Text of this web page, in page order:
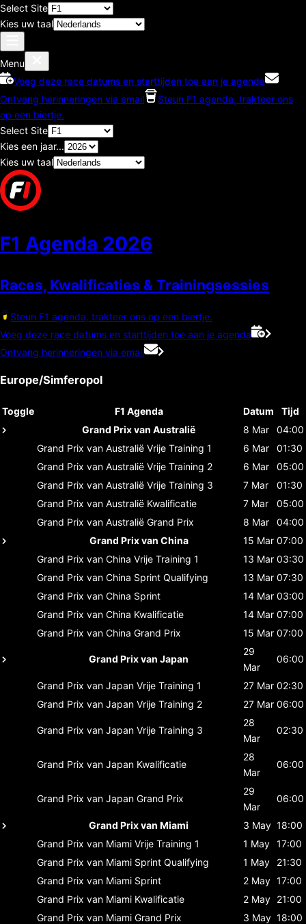
Select Site
Kies uw taal
Menu
Voeg deze race datums en starttijden toe aan je agenda
Ontvang herinneringen via email
Steun F1 agenda, trakteer ons
op een biertje.
Select Site
Kies een jaar...
Kies uw taal
F1 Agenda 2026
Races, Kwalificaties & Trainingsessies
Steun F1 agenda, trakteer ons op een biertje.
Voeg deze race datums en starttijden toe aan je agenda
Ontvang herinneringen via email
Europe/Simferopol
Toggle F1 Agenda Datum
Tijd
Grand Prix van Australië
8 Mar
04:00
Grand Prix van Australië Vrije Training 1 6 Mar
01:30
Grand Prix van Australië Vrije Training 2 6 Mar
05:00
Grand Prix van Australië Vrije Training 3 7 Mar
01:30
Grand Prix van Australië Kwalificatie 7 Mar
05:00
Grand Prix van Australië Grand Prix 8 Mar
04:00
Grand Prix van China
15 Mar 07:00
Grand Prix van China Vrije Training 1 13 Mar 03:30
Grand Prix van China Sprint Qualifying 13 Mar 07:30
Grand Prix van China Sprint 14 Mar 03:00
Grand Prix van China Kwalificatie 14 Mar 07:00
Grand Prix van China Grand Prix 15 Mar 07:00
Grand Prix van Japan
29
Mar
06:00
Grand Prix van Japan Vrije Training 1 27 Mar 02:30
Grand Prix van Japan Vrije Training 2 27 Mar 06:00
Grand Prix van Japan Vrije Training 3
28
Mar
02:30
Grand Prix van Japan Kwalificatie
28
Mar
06:00
Grand Prix van Japan Grand Prix
29
Mar
06:00
Grand Prix van Miami 3 May 18:00
Grand Prix van Miami Vrije Training 1 1 May 17:00
Grand Prix van Miami Sprint Qualifying 1 May
21:30
Grand Prix van Miami Sprint 2 May 17:00
Grand Prix van Miami Kwalificatie 2 May 21:00
Grand Prix van Miami Grand Prix 3 May 18:00